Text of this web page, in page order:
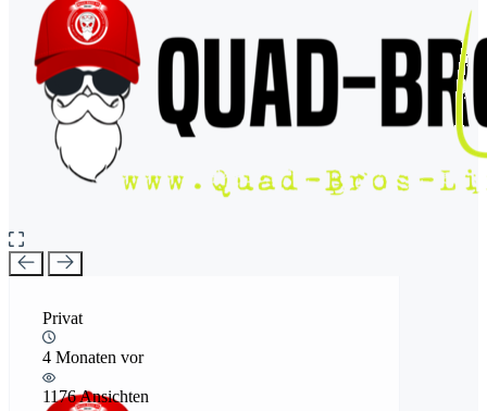
Privat
4 Monaten vor
1176 Ansichten